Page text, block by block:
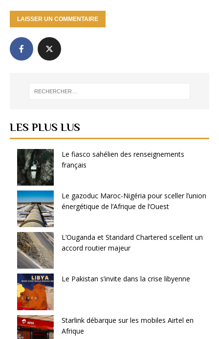
LES PLUS LUS
Le fiasco sahélien des renseignements
français
Le gazoduc Maroc-Nigéria pour sceller l’union
énergétique de l’Afrique de l’Ouest
L’Ouganda et Standard Chartered scellent un
accord routier majeur
Le Pakistan s’invite dans la crise libyenne
Starlink débarque sur les mobiles Airtel en
Afrique